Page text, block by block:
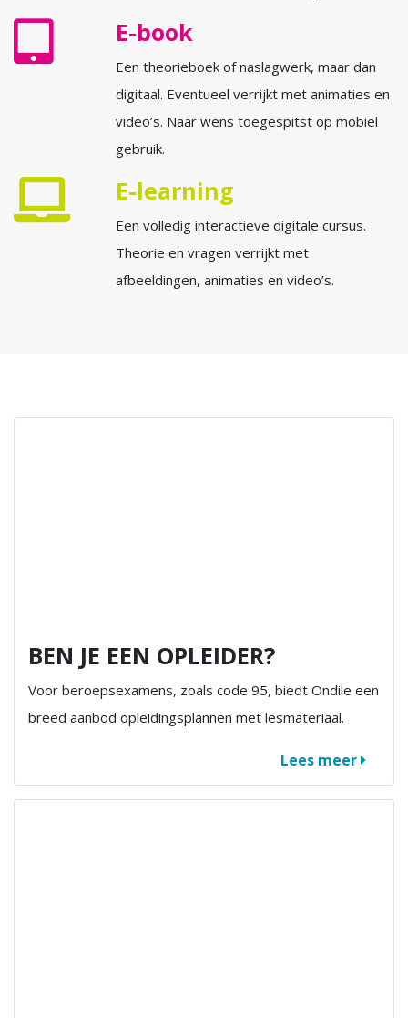
E-book
Een theorieboek of naslagwerk, maar dan
digitaal. Eventueel verrijkt met animaties en
video’s. Naar wens toegespitst op mobiel
gebruik.
E-learning
Een volledig interactieve digitale cursus.
Theorie en vragen verrijkt met
afbeeldingen, animaties en video’s.
BEN JE EEN OPLEIDER?
Voor beroepsexamens, zoals code 95, biedt Ondile een
breed aanbod opleidingsplannen met lesmateriaal.
Lees meer